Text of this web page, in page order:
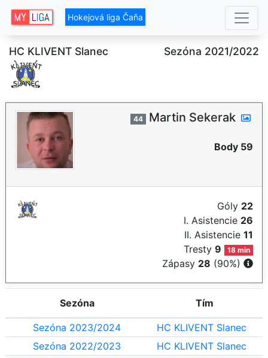
Hokejová liga Čaňa
HC KLIVENT Slanec Sezóna 2021/2022
44 Martin Sekerak
Body 59
Góly 22
I. Asistencie 26
II. Asistencie 11
Tresty9 18 min
Zápasy 28 (90%)
Sezóna Tím
Sezóna 2023/2024
HC KLIVENT Slanec
Sezóna 2022/2023
HC KLIVENT Slanec